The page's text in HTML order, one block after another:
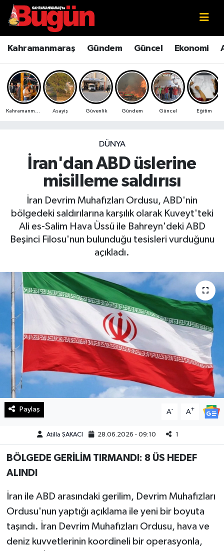
Kahramanmaraş Gündem Güncel Ekonomi
Asayiş Güvenlik Gündem Güncel Eğitim
DÜNYA
İran'dan ABD üslerine
misilleme saldırısı
İran Devrim Muhafızları Ordusu, ABD'nin
bölgedeki saldırılarına karşılık olarak Kuveyt'teki
Ali es-Salim Hava Üssü ile Bahreyn'deki ABD
Beşinci Filosu'nun bulunduğu tesisleri vurduğunu
açıkladı.
Paylaş A- A+
Atilla ŞAKACI 28.06.2026 - 09:10 1
BÖLGEDE GERİLİM TIRMANDI: 8 ÜS HEDEF
ALINDI
İran ile ABD arasındaki gerilim, Devrim Muhafızları
Ordusu'nun yaptığı açıklama ile yeni bir boyuta
taşındı. İran Devrim Muhafızları Ordusu, hava ve
deniz kuvvetlerinin koordineli bir operasyonla,
Kahramanmaraş
Kahramanmaraş Sokak Röportajları
Bilim ve Teknoloji
Çevre
Ekonomi
Güncel
Haberde İnsan
Magazin
Manşet Altı
Manşetler
Resmi İlan
Spor
SürManşet
Teknoloji
Yaşam
KAHRAMANMARAŞ
Kahramanmaraş Nöbetçi Eczaneler
Kahramanmaraş Hava Durumu
Kahramanmaraş Namaz Vakitleri
Kahramanmaraş Trafik Yoğunluk Haritası
Süper Lig Puan Durumu ve Fikstür
Tüm Manşetler
Haber Arşivi